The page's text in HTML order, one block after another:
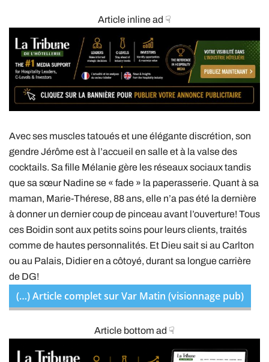
Article inline ad ☟
Avec ses muscles tatoués et une élégante discrétion, son
gendre Jérôme est à l’accueil en salle et à la valse des
cocktails. Sa fille Mélanie gère les réseaux sociaux tandis
que sa sœur Nadine se « fade » la paperasserie. Quant à sa
maman, Marie-Thérese, 88 ans, elle n’a pas été la dernière
à donner un dernier coup de pinceau avant l’ouverture! Tous
ces Boidin sont aux petits soins pour leurs clients, traités
comme de hautes personnalités. Et Dieu sait si au Carlton
ou au Palais, Didier en a côtoyé, durant sa longue carrière
de DG!
(…) Article complet sur Var Matin (visionnage pub)
Article bottom ad ☟